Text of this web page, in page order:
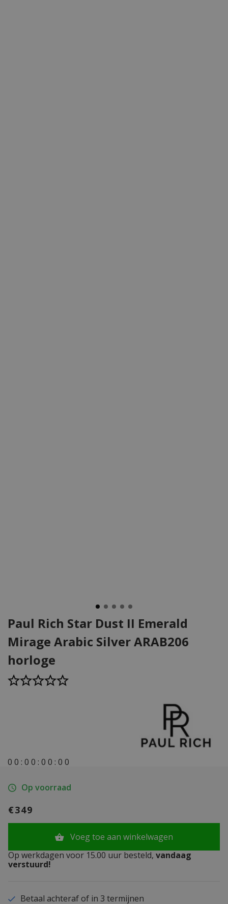
Paul Rich Star Dust II Emerald
Mirage Arabic Silver ARAB206
horloge
0 0 : 0 0 : 0 0 : 0 0
Op voorraad
€349
Voeg toe aan winkelwagen
Op werkdagen voor 15.00 uur besteld, vandaag
verstuurd!
Betaal achteraf of in 3 termijnen